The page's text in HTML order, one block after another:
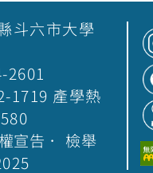
斗六市大學
2601
1719 產學熱
宣告 ． 檢舉